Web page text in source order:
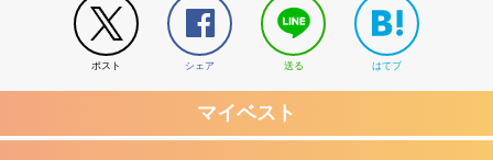
ポスト シェア 送る はてブ
マイベスト